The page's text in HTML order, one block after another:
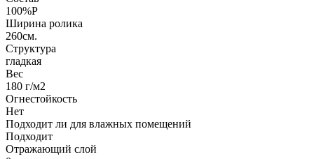
100%P
Ширина ролика
260см.
Структура
гладкая
Вес
180 г/м2
Огнестойкость
Нет
Подходит ли для влажных помещений
Подходит
Отражающий слой